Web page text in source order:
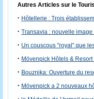
Autres Articles sur le
· Hôtellerie : Trois
· Transavia : nouvelle
· Un couscous "royal" que
· Mövenpick Hôtels &
· Bouznika: Ouverture du
· Mövenpick a 2 nouveaux